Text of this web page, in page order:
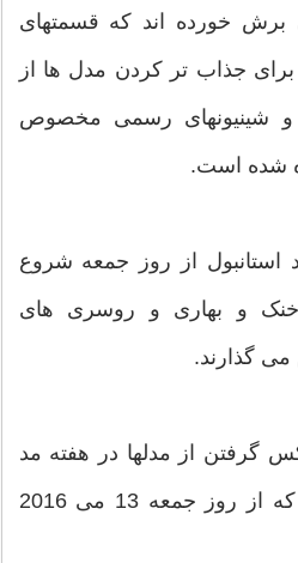
برش خورده اند که قسمتهای
برای جذاب تر کردن مدل ها از
و شینیونهای رسمی مخصوص
شده است.
استانبول از روز جمعه شروع
خنک و بهاری و روسری های
می گذارند.
گرفتن از مدلها در هفته مد
اسلامی استانبول هستند که از روز جمعه 13 می 2016